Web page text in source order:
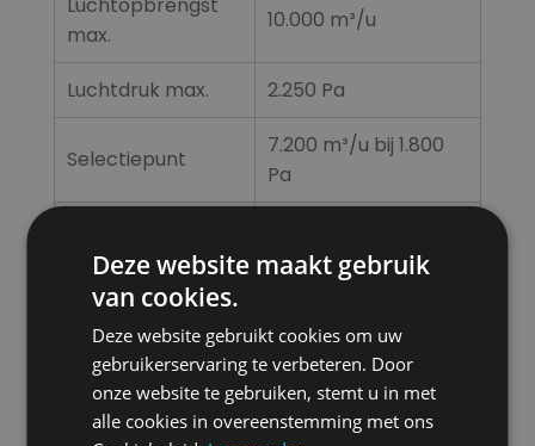
Luchtopbrengst
max.
10.000 m³/u
Luchtdruk max. 2.250 Pa
Selectiepunt
7.200 m³/u bij 1.800
Pa
max.
Aansluitspanning
Opgenomen
vermogen
5,5 kW
Deze website maakt gebruik
van cookies.
Deze website gebruikt cookies om uw
gebruikerservaring te verbeteren. Door
onze website te gebruiken, stemt u in met
alle cookies in overeenstemming met ons